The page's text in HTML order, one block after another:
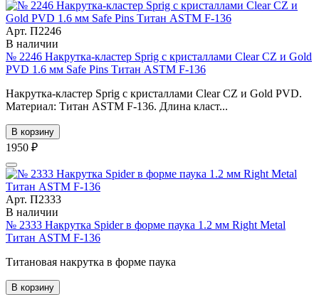
Арт. П2246
В наличии
№ 2246 Накрутка-кластер Sprig с кристаллами Clear CZ и Gold
PVD 1.6 мм Safe Pins Титан ASTM F-136
Накрутка-кластер Sprig с кристаллами Clear CZ и Gold PVD.
Материал: Титан ASTM F-136. Длина класт...
В корзину
1950 ₽
Арт. П2333
В наличии
№ 2333 Накрутка Spider в форме паука 1.2 мм Right Metal
Титан ASTM F-136
Титановая накрутка в форме паука
В корзину